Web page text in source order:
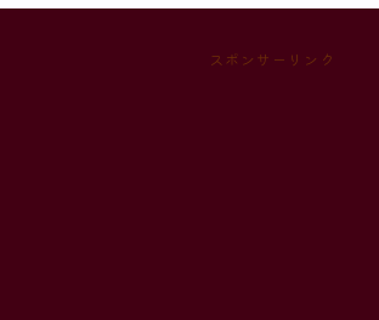
スポンサーリンク